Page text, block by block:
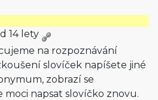
14 lety
na rozpoznávání
slovíček napíšete jiné
zobrazí se
napsat slovíčko znovu.